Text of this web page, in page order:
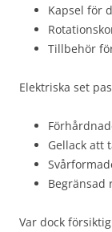
Kapsel för
Tillbehör
Elektriska set
Gellack att
Var dock